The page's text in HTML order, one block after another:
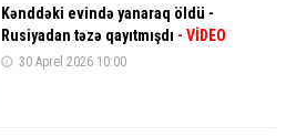
Kənddəki evində yanaraq öldü -
Rusiyadan təzə qayıtmışdı - VİDEO
30 Aprel 2026 10:00